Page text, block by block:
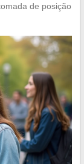
de posição